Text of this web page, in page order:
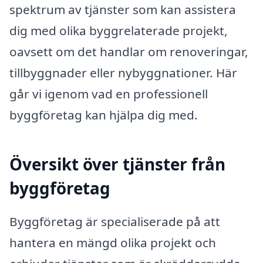
spektrum av tjänster som kan assistera
dig med olika byggrelaterade projekt,
oavsett om det handlar om renoveringar,
tillbyggnader eller nybyggnationer. Här
går vi igenom vad en professionell
byggföretag kan hjälpa dig med.
Översikt över tjänster från
byggföretag
Byggföretag är specialiserade på att
hantera en mängd olika projekt och